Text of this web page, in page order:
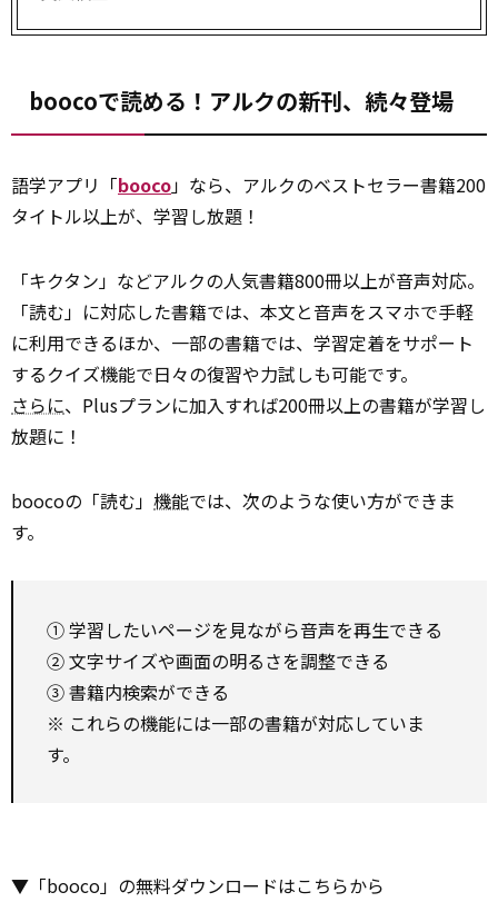
boocoで読める！アルクの新刊、続々登場
語学アプリ「booco」なら、アルクのベストセラー書籍200
タイトル以上が、学習し放題！
「キクタン」などアルクの人気書籍800冊以上が音声対応。
「読む」に対応した書籍では、本文と音声をスマホで手軽
に利用できるほか、一部の書籍では、学習定着をサポート
するクイズ機能で日々の復習や力試しも可能です。
さらに、Plusプランに加入すれば200冊以上の書籍が学習し
放題に！
boocoの「読む」 機能では、次のような使い方ができま
す。
① 学習したいページを見ながら音声を再生できる
② 文字サイズや画面の明るさを調整できる
③ 書籍内検索ができる
※ これらの機能には一部の書籍が対応していま
す。
▼「booco」の無料ダウンロードはこちらから